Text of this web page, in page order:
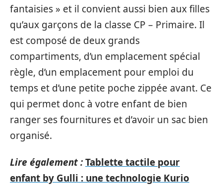
fantaisies » et il convient aussi bien aux filles
qu’aux garçons de la classe CP – Primaire. Il
est composé de deux grands
compartiments, d’un emplacement spécial
règle, d’un emplacement pour emploi du
temps et d’une petite poche zippée avant. Ce
qui permet donc à votre enfant de bien
ranger ses fournitures et d’avoir un sac bien
organisé.
Lire également :Tablette tactile pour
enfant by Gulli : une technologie Kurio